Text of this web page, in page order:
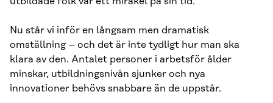
Nu står vi inför en långsam men dramatisk
omställning – och det är inte tydligt hur man ska
klara av den. Antalet personer i arbetsför ålder
minskar, utbildningsnivån sjunker och nya
innovationer behövs snabbare än de uppstår.